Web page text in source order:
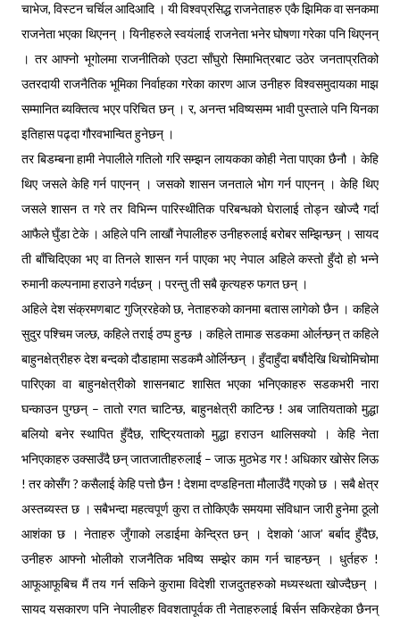
चाभेज, विस्टन चर्चिल आदिआदि । यी विश्वप्रसिद्ध राजनेताहरु एकै झिमिक वा सनकमा
राजनेता भएका थिएनन् । यिनीहरुले स्वयंलाई राजनेता भनेर घोषणा गरेका पनि थिएनन्
। तर आफ्नो भूगोलमा राजनीतिको एउटा साँघुरो सिमाभित्रबाट उठेर जनताप्रतिको
उतरदायी राजनैतिक भूमिका निर्वाहका गरेका कारण आज उनीहरु विश्वसमुदायका माझ
सम्मानित ब्यक्तित्व भएर परिचित छन् । र, अनन्त भविष्यसम्म भावी पुस्ताले पनि यिनका
इतिहास पढ्दा गौरवभान्वित हुनेछन् ।
तर बिडम्बना हामी नेपालीले गतिलो गरि सम्झन लायकका कोही नेता पाएका छैनौ । केहि
थिए जसले केहि गर्न पाएनन् । जसको शासन जनताले भोग गर्न पाएनन् । केहि थिए
जसले शासन त गरे तर विभिन्न पारिस्थीतिक परिबन्धको घेरालाई तोड्न खोज्दै गर्दा
आफैले घुँडा टेके । अहिले पनि लाखौं नेपालीहरु उनीहरुलाई बरोबर सम्झिन्छन् । सायद
ती बाँचिदिएका भए वा तिनले शासन गर्न पाएका भए नेपाल अहिले कस्तो हुँदो हो भन्ने
रुमानी कल्पनामा हराउने गर्दछन् । परन्तु ती सबै कृत्यहरु फगत छन् ।
अहिले देश संक्रमणबाट गुज्रिरहेको छ, नेताहरुको कानमा बतास लागेको छैन । कहिले
सुदुर पश्चिम जल्छ, कहिले तराई ठप्प हुन्छ । कहिले तामाङ सडकमा ओर्लन्छन् त कहिले
बाहुनक्षेत्रीहरु देश बन्दको दौडाहामा सडकमै ओर्लिन्छन् । हुँदाहुँदा बर्षौदेखि थिचोमिचोमा
पारिएका वा बाहुनक्षेत्रीको शासनबाट शासित भएका भनिएकाहरु सडकभरी नारा
घन्काउन पुग्छन् – तातो रगत चाटिन्छ, बाहुनक्षेत्री काटिन्छ ! अब जातियताको मुद्धा
बलियो बनेर स्थापित हुँदैछ, राष्ट्रियताको मुद्धा हराउन थालिसक्यो । केहि नेता
भनिएकाहरु उक्साउँदै छन् जातजातीहरुलाई – जाऊ मुठभेड गर ! अधिकार खोसेर लिऊ
! तर कोसँग ? कसैलाई केहि पत्तो छैन ! देशमा दण्डहिनता मौलाउँदै गएको छ । सबै क्षेत्र
अस्तब्यस्त छ । सबैभन्दा महत्वपूर्ण कुरा त तोकिएकै समयमा संविधान जारी हुनेमा ठूलो
आशंका छ । नेताहरु जुँगाको लडाईमा केन्द्रित छन् । देशको ‘आज’ बर्बाद हुँदैछ,
उनीहरु आफ्नो भोलीको राजनैतिक भविष्य सम्झेर काम गर्न चाहन्छन् । धुर्तहरु !
आफूआफूबिच मैं तय गर्न सकिने कुरामा विदेशी राजदुतहरुको मध्यस्थता खोज्दैछन् ।
सायद यसकारण पनि नेपालीहरु विवशतापूर्वक ती नेताहरुलाई बिर्सन सकिरहेका छैनन्